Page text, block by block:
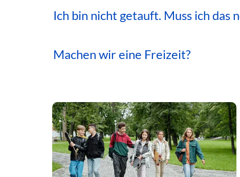
Ich bin nicht getauft. Muss ich das
Machen wir eine Freizeit?